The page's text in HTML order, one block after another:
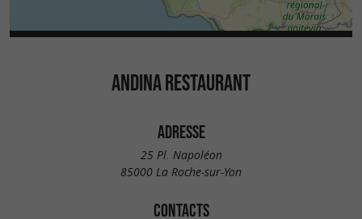
ANDINA RESTAURANT
ADRESSE
25 Pl. Napoléon
85000 La Roche-sur-Yon
CONTACTS